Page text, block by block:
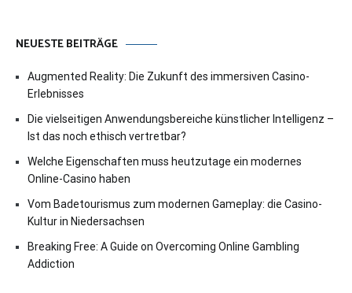
NEUESTE BEITRÄGE
Augmented Reality: Die Zukunft des immersiven Casino-
Erlebnisses
Die vielseitigen Anwendungsbereiche künstlicher Intelligenz –
Ist das noch ethisch vertretbar?
Welche Eigenschaften muss heutzutage ein modernes
Online-Casino haben
Vom Badetourismus zum modernen Gameplay: die Casino-
Kultur in Niedersachsen
Breaking Free: A Guide on Overcoming Online Gambling
Addiction